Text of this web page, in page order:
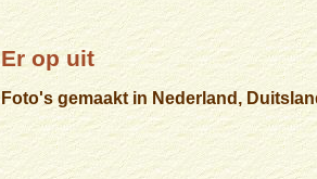
Er op uit
Foto's gemaakt in Nederland,